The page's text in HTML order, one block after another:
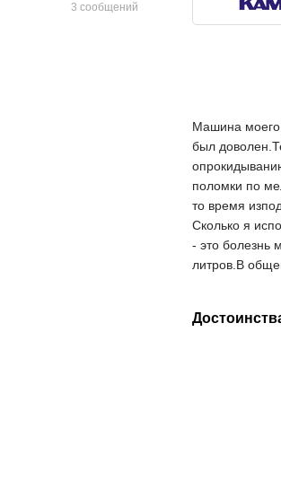
3 сообщений
Машина моего
был
поломки по
то время
Сколько я
- это болезнь
литров.В